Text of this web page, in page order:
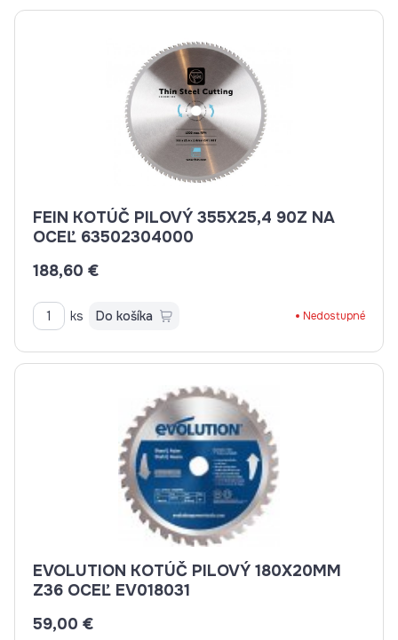
FEIN KOTÚČ PILOVÝ 355X25,4 90Z NA
OCEĽ 63502304000
188,60 €
ks Do košíka Nedostupné
EVOLUTION KOTÚČ PILOVÝ 180X20MM
Z36 OCEĽ EV018031
59,00 €